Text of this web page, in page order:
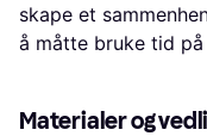
skape et
å måtte bruke tid
Materialer og